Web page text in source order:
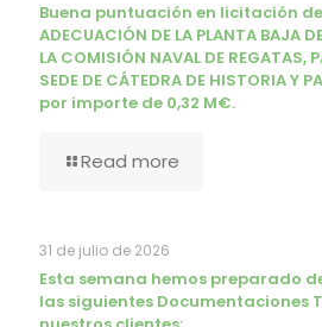
Buena puntuación en licitación de
ADECUACIÓN DE LA PLANTA BAJA
LA COMISIÓN NAVAL DE REGATAS,
SEDE DE CÁTEDRA DE HISTORIA Y
por importe de 0,32 M€.
Read more
31 de julio de 2026
Esta semana hemos preparado
las siguientes Documentaciones